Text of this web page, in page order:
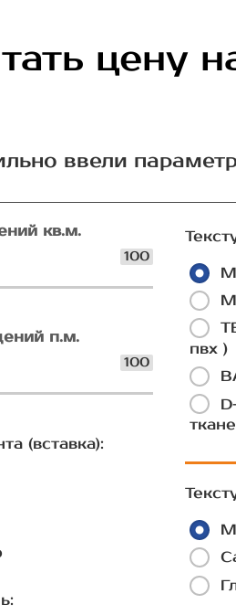
цену
ввели
кв.м.
100
п.м.
100
(вставка):
пвх )